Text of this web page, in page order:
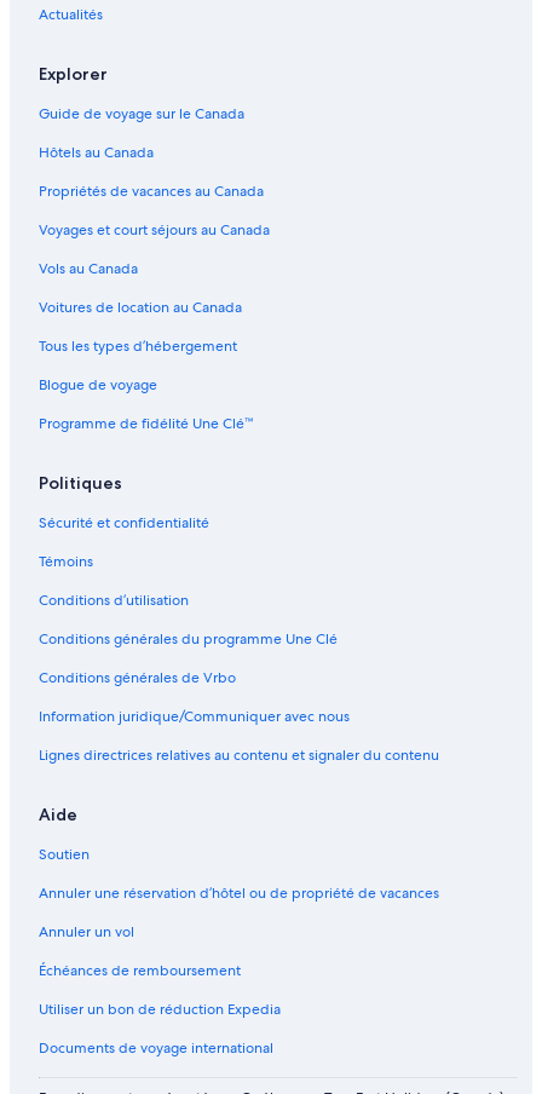
Actualités
Explorer
Guide de voyage sur le Canada
Hôtels au Canada
Propriétés de vacances au Canada
Voyages et court séjours au Canada
Vols au Canada
Voitures de location au Canada
Tous les types d’hébergement
Blogue de voyage
Programme de fidélité Une Clé™
Politiques
Sécurité et confidentialité
Témoins
Conditions d’utilisation
Conditions générales du programme Une Clé
Conditions générales de Vrbo
Information juridique/Communiquer avec nous
Lignes directrices relatives au contenu et signaler du contenu
Aide
Soutien
Annuler une réservation d’hôtel ou de propriété de vacances
Annuler un vol
Échéances de remboursement
Utiliser un bon de réduction Expedia
Documents de voyage international